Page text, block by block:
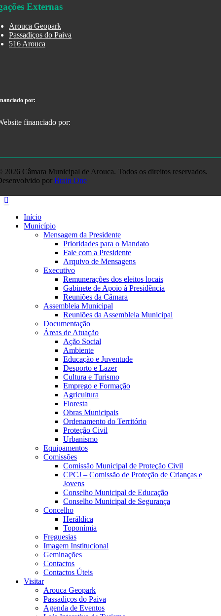
Externas
Arouca Geopark
Passadiços do Paiva
516 Arouca
por:
2026 Câmara Municipal de Arouca. Todos os direitos reservados.
por Brain One
Início
Município
Mensagem da Presidente
Prioridades para o Mandato
Fale com a Presidente
Arquivo de Mensagens
Executivo
Remunerações dos eleitos locais
Gabinete de Apoio à Presidência
Reuniões da Câmara
Assembleia Municipal
Reuniões da Assembleia Municipal
Documentação
Áreas de Atuação
Ação Social
Ambiente
Educação e Juventude
Desporto e Lazer
Cultura e Turismo
Emprego e Formação
Agricultura
Floresta
Obras Municipais
Ordenamento do Território
Proteção Civil
Urbanismo
Equipamentos
Comissões
Comissão Municipal de Proteção Civil
CPCJ – Comissão de Proteção de Crianças e
Jovens
Conselho Municipal de Educação
Conselho Municipal de Segurança
Concelho
Heráldica
Toponímia
Freguesias
Imagem Institucional
Geminações
Contactos
Contactos Úteis
Visitar
Arouca Geopark
Passadiços do Paiva
Agenda de Eventos